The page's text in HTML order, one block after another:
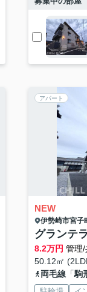
アパート
NEW
伊勢崎市宮子
グランテ
8.2万円 管理/
50.12㎡
両毛線「駒